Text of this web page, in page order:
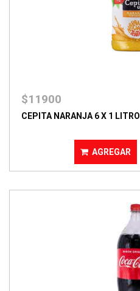
$11900
CEPITA NARANJA 6 X 1 LITRO
AGREGAR